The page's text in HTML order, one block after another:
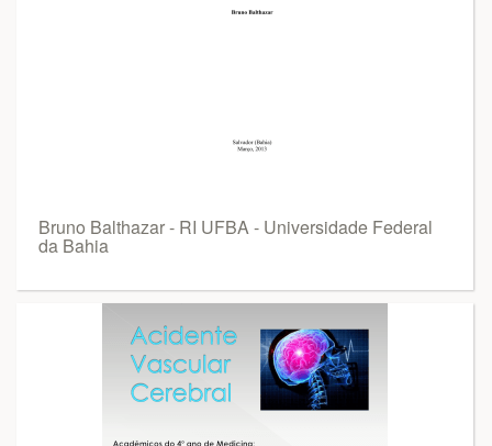
Bruno Balthazar - RI UFBA - Universidade Federal
da Bahia